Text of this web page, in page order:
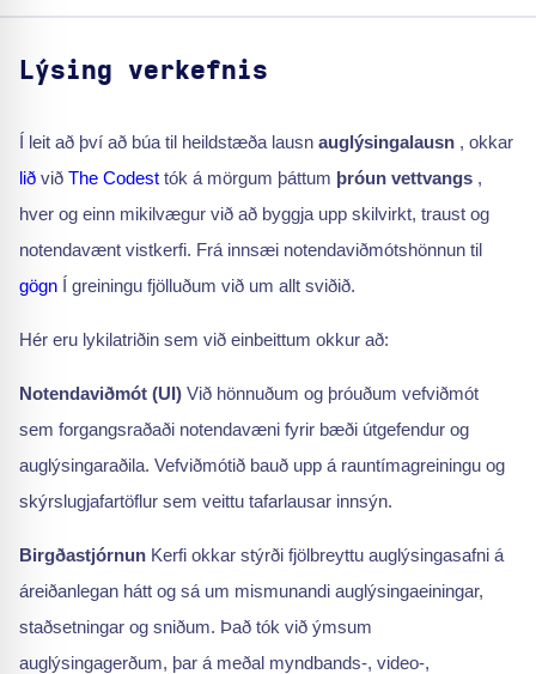
Lýsing verkefnis
Í leit að því að búa til heildstæða lausn auglýsingalausn , okkar
lið við The Codest tók á mörgum þáttum þróun vettvangs ,
hver og einn mikilvægur við að byggja upp skilvirkt, traust og
notendavænt vistkerfi. Frá innsæi notendaviðmótshönnun til
gögn Í greiningu fjölluðum við um allt sviðið.
Hér eru lykilatriðin sem við einbeittum okkur að:
Notendaviðmót (UI) Við hönnuðum og þróuðum vefviðmót
sem forgangsraðaði notendavæni fyrir bæði útgefendur og
auglýsingaraðila. Vefviðmótið bauð upp á rauntímagreiningu og
skýrslugjafartöflur sem veittu tafarlausar innsýn.
Birgðastjórnun Kerfi okkar stýrði fjölbreyttu auglýsingasafni á
áreiðanlegan hátt og sá um mismunandi auglýsingaeiningar,
staðsetningar og sniðum. Það tók við ýmsum
auglýsingagerðum, þar á meðal myndbands-, video-,